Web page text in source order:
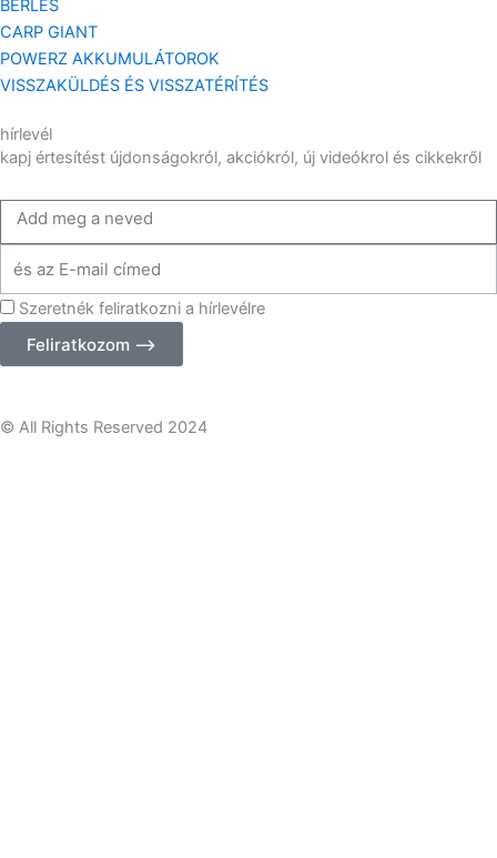
BÉRLÉS
CARP GIANT
POWERZ AKKUMULÁTOROK
VISSZAKÜLDÉS ÉS VISSZATÉRÍTÉS
hírlevél
kapj értesítést újdonságokról, akciókról, új videókrol és cikkekről
Add
meg
neve
az
email
címed
Szeretnék feliratkozni a hírlevélre
Feliratkozom ⟶
© All Rights Reserved 2024